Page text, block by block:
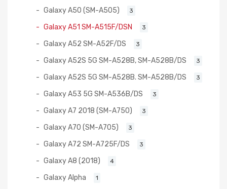
Galaxy A50 (SM-A505) 3
Galaxy A51 SM-A515F/DSN 3
Galaxy A52 SM-A52F/DS 3
Galaxy A52S 5G SM-A528B, SM-A528B/DS 3
Galaxy A52S 5G SM-A528B. SM-A528B/DS 3
Galaxy A53 5G SM-A536B/DS 3
Galaxy A7 2018 (SM-A750) 3
Galaxy A70 (SM-A705) 3
Galaxy A72 SM-A725F/DS 3
Galaxy A8 (2018) 4
Galaxy Alpha 1